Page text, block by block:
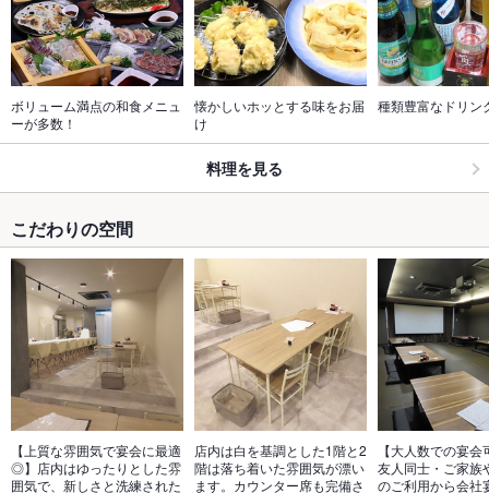
ボリューム満点の和食メニュ
ーが多数！
懐かしいホッとする味をお届
け
種類豊富なドリン
料理を見る
こだわりの空間
【上質な雰囲気で宴会に最適
◎】店内はゆったりとした雰
囲気で、新しさと洗練された
店内は白を基調とした1階と2
階は落ち着いた雰囲気が漂い
ます。カウンター席も完備さ
【大人数での宴
友人同士・ご家族
のご利用から会社